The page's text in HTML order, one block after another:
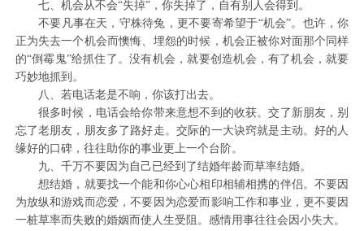
七、机会从不会“失掉”，你失掉了，自有别人会得到。
不要凡事在天，守株待兔，更不要寄希望于“机会”。也许，你
正为失去一个机会而懊悔、埋怨的时候，机会正被你对面那个同样
的“倒霉鬼”给抓住了。没有机会，就要创造机会，有了机会，就要
巧妙地抓到。
八、若电话老是不响，你该打出去。
很多时候，电话会给你带来意想不到的收获。交了新朋友，别
忘了老朋友，朋友多了路好走。交际的一大诀窍就是主动。好的人
缘好的口碑，往往助你的事业更上一个台阶。
九、千万不要因为自己已经到了结婚年龄而草率结婚。
想结婚，就要找一个能和你心心相印相辅相携的伴侣。不要因
为放纵和游戏而恋爱，不要因为恋爱而影响工作和事业，更不要因
一桩草率而失败的婚姻而使人生受阻。感情用事往往会因小失大。